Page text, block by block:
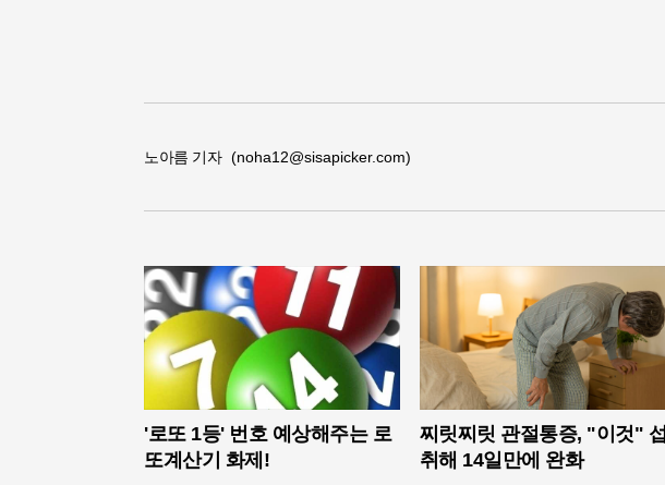
노아름 기자 (noha12@sisapicker.com)
'로또 1등' 번호 예상해주는 로
또계산기 화제!
찌릿찌릿 관절통증, "이것" 섭
취해 14일만에 완화